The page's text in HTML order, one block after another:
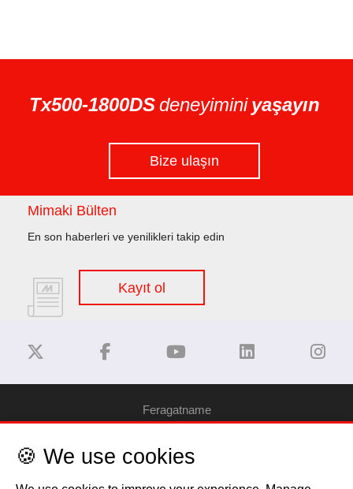
Tx500-1800DSdeneyimini yaşayın
Bize ulaşın
Mimaki Bülten
En son haberleri ve yenilikleri takip edin
Kayıt ol
Feragatname
Gizlilik Politikası
🍪 We use cookies